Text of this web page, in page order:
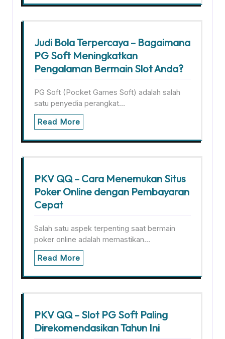
Judi Bola Terpercaya – Bagaimana
PG Soft Meningkatkan
Pengalaman Bermain Slot Anda?
PG Soft (Pocket Games Soft) adalah salah
satu penyedia perangkat…
Read More
PKV QQ – Cara Menemukan Situs
Poker Online dengan Pembayaran
Cepat
Salah satu aspek terpenting saat bermain
poker online adalah memastikan…
Read More
PKV QQ – Slot PG Soft Paling
Direkomendasikan Tahun Ini